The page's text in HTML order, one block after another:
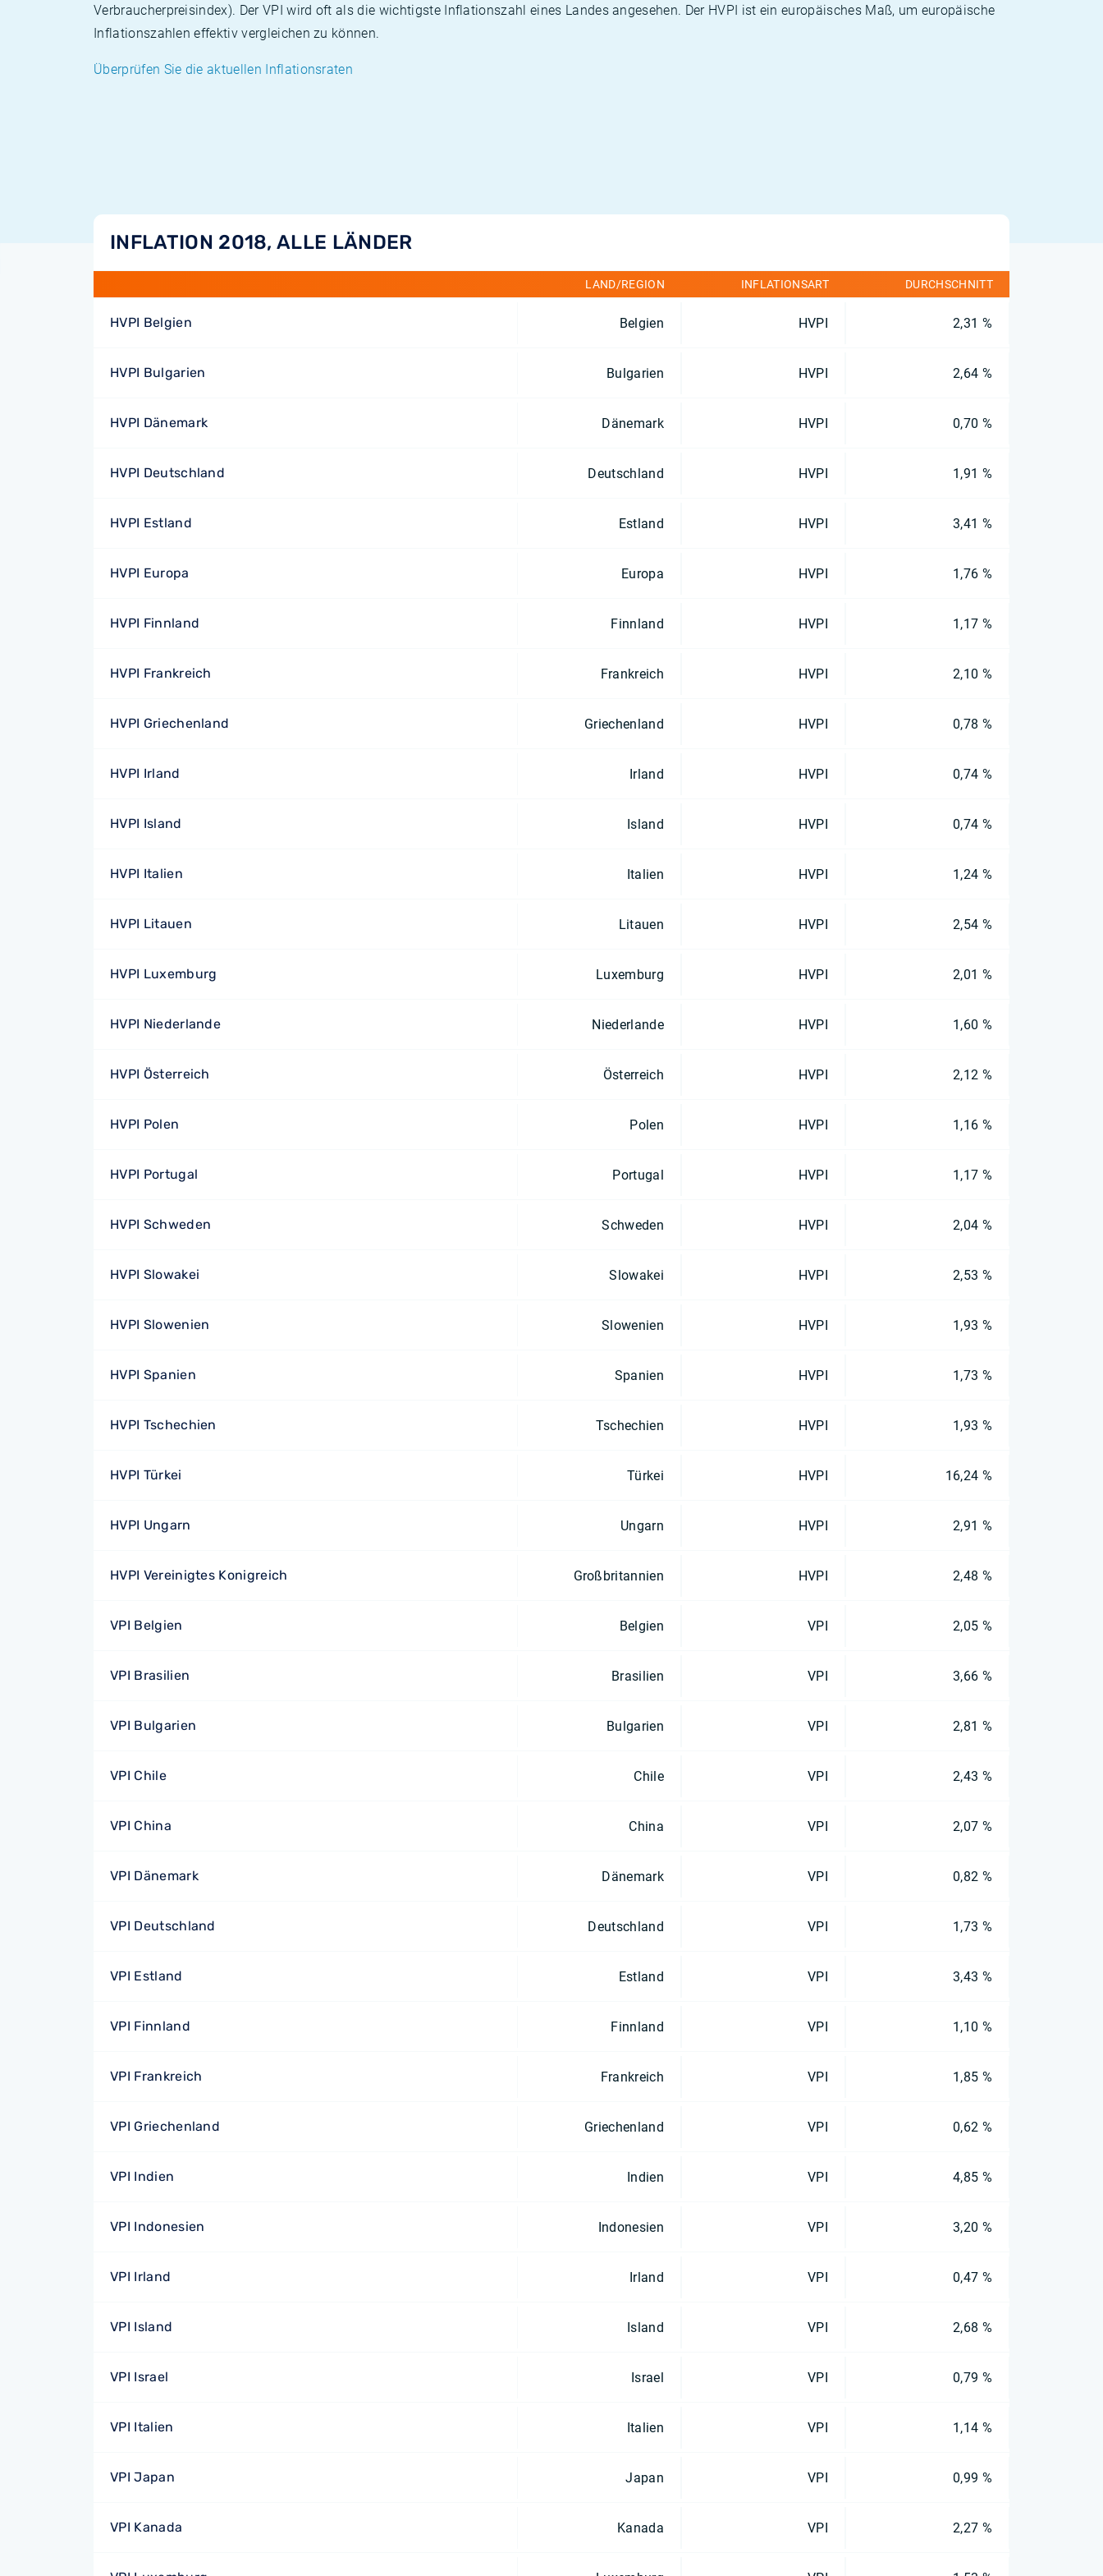
Verbraucherpreisindex). Der VPI wird oft als die wichtigste Inflationszahl eines Landes angesehen. Der HVPI ist ein europäisches Maß, um europäische
Inflationszahlen effektiv vergleichen zu können.
Überprüfen Sie die aktuellen Inflationsraten
INFLATION 2018, ALLE LÄNDER
LAND/REGION INFLATIONSART DURCHSCHNITT
HVPI Belgien Belgien HVPI 2,31 %
HVPI Bulgarien Bulgarien HVPI 2,64 %
HVPI Dänemark Dänemark HVPI 0,70 %
HVPI Deutschland Deutschland HVPI 1,91 %
HVPI Estland Estland HVPI 3,41 %
HVPI Europa Europa HVPI 1,76 %
HVPI Finnland Finnland HVPI 1,17 %
HVPI Frankreich Frankreich HVPI 2,10 %
HVPI Griechenland Griechenland HVPI 0,78 %
HVPI Irland Irland HVPI 0,74 %
HVPI Island Island HVPI 0,74 %
HVPI Italien Italien HVPI 1,24 %
HVPI Litauen Litauen HVPI 2,54 %
HVPI Luxemburg Luxemburg HVPI 2,01 %
HVPI Niederlande Niederlande HVPI 1,60 %
HVPI Österreich Österreich HVPI 2,12 %
HVPI Polen Polen HVPI 1,16 %
HVPI Portugal Portugal HVPI 1,17 %
HVPI Schweden Schweden HVPI 2,04 %
HVPI Slowakei Slowakei HVPI 2,53 %
HVPI Slowenien Slowenien HVPI 1,93 %
HVPI Spanien Spanien HVPI 1,73 %
HVPI Tschechien Tschechien HVPI 1,93 %
HVPI Türkei Türkei HVPI 16,24 %
HVPI Ungarn Ungarn HVPI 2,91 %
HVPI Vereinigtes Konigreich Großbritannien HVPI 2,48 %
VPI Belgien Belgien VPI 2,05 %
VPI Brasilien Brasilien VPI 3,66 %
VPI Bulgarien Bulgarien VPI 2,81 %
VPI Chile Chile VPI 2,43 %
VPI China China VPI 2,07 %
VPI Dänemark Dänemark VPI 0,82 %
VPI Deutschland Deutschland VPI 1,73 %
VPI Estland Estland VPI 3,43 %
VPI Finnland Finnland VPI 1,10 %
VPI Frankreich Frankreich VPI 1,85 %
VPI Griechenland Griechenland VPI 0,62 %
VPI Indien Indien VPI 4,85 %
VPI Indonesien Indonesien VPI 3,20 %
VPI Irland Irland VPI 0,47 %
VPI Island Island VPI 2,68 %
VPI Israel Israel VPI 0,79 %
VPI Italien Italien VPI 1,14 %
VPI Japan Japan VPI 0,99 %
VPI Kanada Kanada VPI 2,27 %